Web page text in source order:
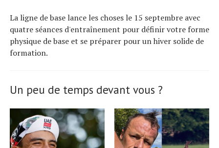
La ligne de base lance les choses le 15 septembre avec
quatre séances d'entraînement pour définir votre forme
physique de base et se préparer pour un hiver solide de
formation.
Un peu de temps devant vous ?